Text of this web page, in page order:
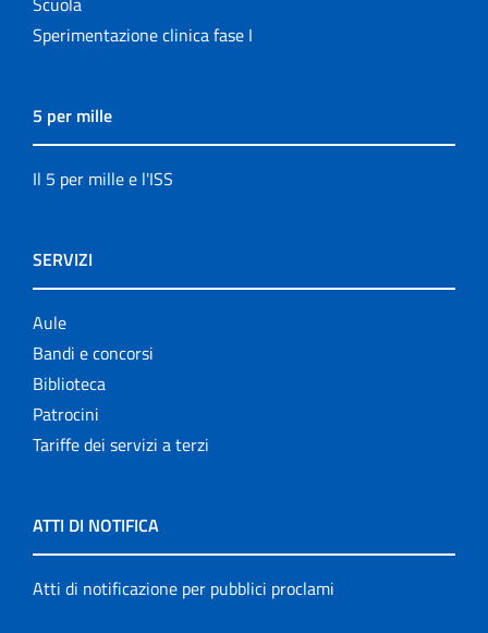
Sperimentazione clinica fase I
5 per mille
Il 5 per mille e l'ISS
SERVIZI
Aule
Bandi e concorsi
Biblioteca
Patrocini
Tariffe dei servizi a terzi
ATTI DI NOTIFICA
Atti di notificazione per pubblici proclami